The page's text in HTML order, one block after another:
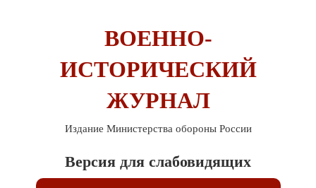
ВОЕННО-
ИСТОРИЧЕСКИЙ
ЖУРНАЛ
Издание Министерства обороны России
Версия для слабовидящих